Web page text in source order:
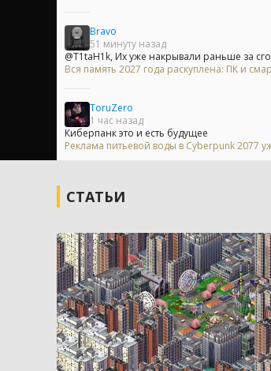
Bravo
51 минуту назад
@T1taH1k, Их уже накрывали раньше за
Вся память 2027 года раскуплена: ПК и
ToruZero
1 час назад
Киберпанк это и есть будущее
Реклама питьевой воды в Cyberpunk 2077
СТАТЬИ